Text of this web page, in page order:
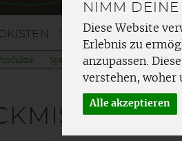
NIMM DEINE
Diese Website
Erlebnis zu
anzupassen.
verstehen, woher
Alle akzeptieren
VOM HOF OBST
Speisekammer einfache